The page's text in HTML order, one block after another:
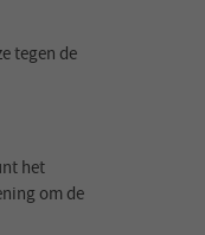
tegen de
het
om de